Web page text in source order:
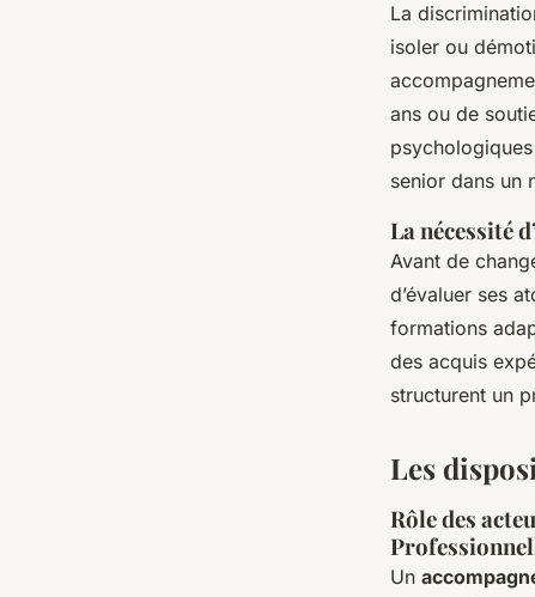
La
isoler ou
ans ou de
senior dans un
La nécessité
Avant de
d’évaluer ses
formations
des acquis
structurent un
Les
Rôle des
Un